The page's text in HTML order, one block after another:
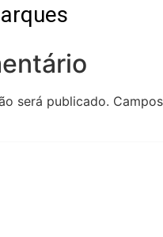
será publicado.